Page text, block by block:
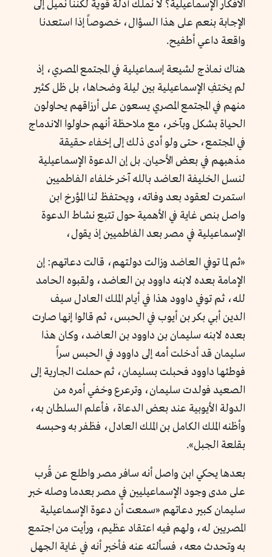
الأفكار الإسماعيلية؟ لا نملك أدلة قوية لكننا نميل إلى
الإجابة بنعم على هذا السؤال، خصوصاً إذا استعدنا
واقعة داعي أطفيح.
هناك نماذج لشيعة إسماعيلية في المجتمع المصري، إذ
لم يختفِ الإسماعيلية بين ليلة وضحاها، بل ظل كثير
منهم في المجتمع المصري يسعون على أرزاقهم يحاولون
الحياة بشكل وبآخر، مع ملاحظة أنهم حاولوا الاندماج
في المجتمع، حتى ولو أدى ذلك إلى إخفاء حقيقة
مذهبهم في بعض الأحيان. بل إن الدعوة الإسماعيلية
لنسل الخليفة العاضد بالله آخر خلفاء الفاطميين
استمرت لعقود بعد وفاته، ويحتفظ لنا المؤرخ ابن
واصل بنص غاية في الأهمية حول تتبع نشاط الدعوة
الإسماعيلية في مصر بعد الفاطميين إذ يقول،
«ثم لما توفي العاضد وزالت دولتهم، قالت دعاتهم: إن
الإمامة بعده لابنه داوود بن العاضد، ولقبوه الحامد
لله، ثم توفي داوود هذا في أيام الملك العادل سيف
الدين أبي بكر بن أيوب في الحبس، ثم قالوا إنها صارت
بعده لابنه سليمان بن داوود بن العاضد، وكان هذا
سليمان قد أدخلت أمه إلى داوود في الحبس سراً
فوطئها داوود فحبلت بسليمان، ثم حملت الجارية إلى
الصعيد فولدت سليمان، وترعرع وخفي أمره من
الدولة الأيوبية عند بعض الدعاة، فأعلم السلطان به،
وأظنه الملك الكامل بن الملك العادل، فظفر به وحبسه
بقلعة الجبل».
بعدها يحكي ابن واصل أنه سافر مصر واطلع عن قُرب
على مدى وجود الإسماعيليين في مصر بعدما وصله خبر
سليمان كبير دعاتهم «سمعت أن دعوة الإسماعيلية
المصريين له، ولهم فيه اعتقاد عظيم، ورأيت من اجتمع
به وتحدث معه، فسألته عنه فأخبر أنه في غاية الجهل